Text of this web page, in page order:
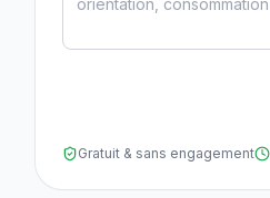
Gratuit & sans engagement